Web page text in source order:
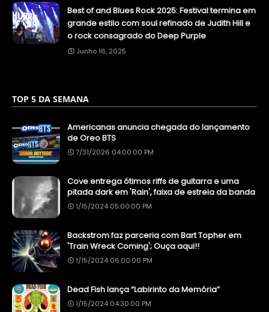
Best of and Blues Rock 2025: Festival termina em
grande estilo com soul refinado de Judith Hill e
o rock consagrado do Deep Purple
Junho 16, 2025
TOP 5 DA SEMANA
Americanas anuncia chegada do lançamento
de Oreo BTS
7/31/2026 04:00:00 PM
Cove entrega ótimos riffs de guitarra e uma
pitada dark em 'Rain', faixa de estreia da banda
1/15/2024 05:00:00 PM
Backstrom faz parceria com Bart Topher em
'Train Wreck Coming'; Ouça aqui!!
1/15/2024 06:00:00 PM
Dead Fish lança “Labirinto da Memória”
1/15/2024 04:30:00 PM